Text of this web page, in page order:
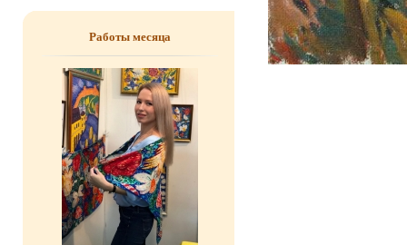
Работы месяца